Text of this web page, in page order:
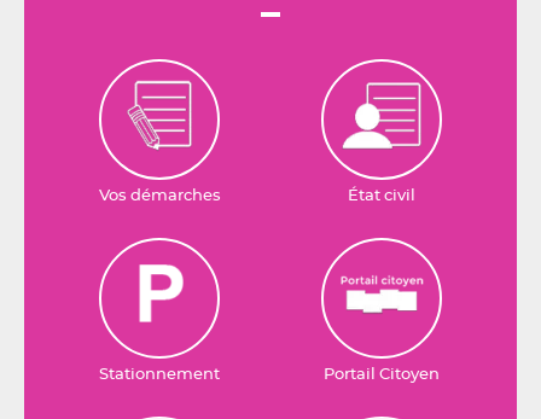
Vos démarches État civil
Stationnement Portail Citoyen